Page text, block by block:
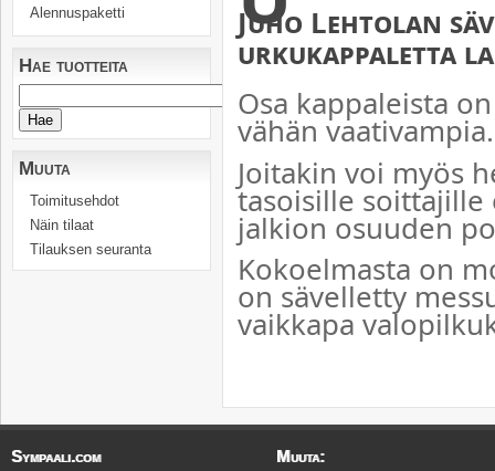
Alennuspaketti
Hae tuotteita
Muuta
Toimitusehdot
Näin tilaat
Tilauksen seuranta
Juho Lehtolan
urkukappaletta
Osa kappaleista
vähän vaativampia.
Joitakin voi myös
tasoisille soittajille
jalkion osuuden
Kokoelmasta on
on sävelletty
vaikkapa
Sympaali.com Muuta: